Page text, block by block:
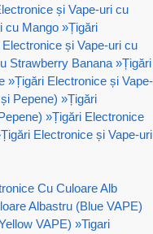
și Vape-uri cu
cu Mango »Țigări
Electronice și Vape-uri cu
Strawberry Banana »Țigări
»Țigări Electronice și Vape-
Pepene) »Țigări
»Țigări Electronice
Țigări Electronice și Vape-uri
Cu Culoare Alb
Albastru (Blue VAPE)
VAPE) »Tigari